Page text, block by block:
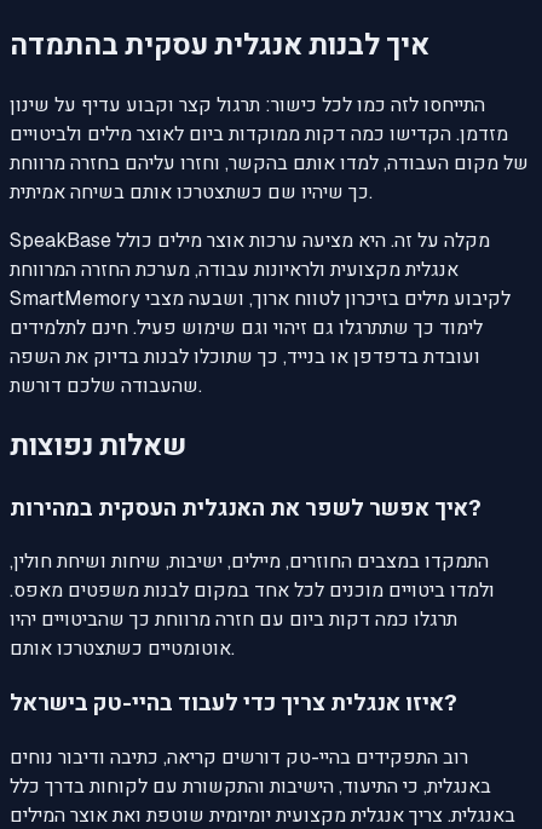
איך לבנות אנגלית עסקית בהתמדה
התייחסו לזה כמו לכל כישור: תרגול קצר וקבוע עדיף על שינון
מזדמן. הקדישו כמה דקות ממוקדות ביום לאוצר מילים ולביטויים
של מקום העבודה, למדו אותם בהקשר, וחזרו עליהם בחזרה מרווחת
כך שיהיו שם כשתצטרכו אותם בשיחה אמיתית.
SpeakBase מקלה על זה. היא מציעה ערכות אוצר מילים כולל
אנגלית מקצועית ולראיונות עבודה, מערכת החזרה המרווחת
SmartMemory לקיבוע מילים בזיכרון לטווח ארוך, ושבעה מצבי
לימוד כך שתתרגלו גם זיהוי וגם שימוש פעיל. חינם לתלמידים
ועובדת בדפדפן או בנייד, כך שתוכלו לבנות בדיוק את השפה
שהעבודה שלכם דורשת.
שאלות נפוצות
איך אפשר לשפר את האנגלית העסקית במהירות?
התמקדו במצבים החוזרים, מיילים, ישיבות, שיחות ושיחת חולין,
ולמדו ביטויים מוכנים לכל אחד במקום לבנות משפטים מאפס.
תרגלו כמה דקות ביום עם חזרה מרווחת כך שהביטויים יהיו
אוטומטיים כשתצטרכו אותם.
איזו אנגלית צריך כדי לעבוד בהיי-טק בישראל?
רוב התפקידים בהיי-טק דורשים קריאה, כתיבה ודיבור נוחים
באנגלית, כי התיעוד, הישיבות והתקשורת עם לקוחות בדרך כלל
באנגלית. צריך אנגלית מקצועית יומיומית שוטפת ואת אוצר המילים